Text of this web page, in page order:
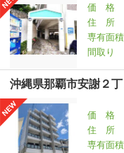
価 格
住 所
専有面積
間取り
沖縄県那覇市安謝２丁
価 格
住 所
専有面積